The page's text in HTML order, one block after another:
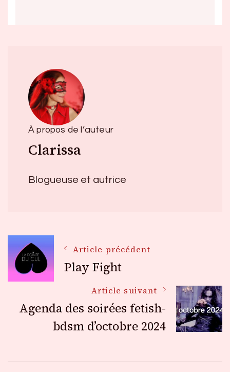
À propos de l’auteur
Clarissa
Blogueuse et autrice
Navigation
des
articles
Article précédent
Play Fight
Article suivant
Agenda des soirées fetish-
bdsm d’octobre 2024